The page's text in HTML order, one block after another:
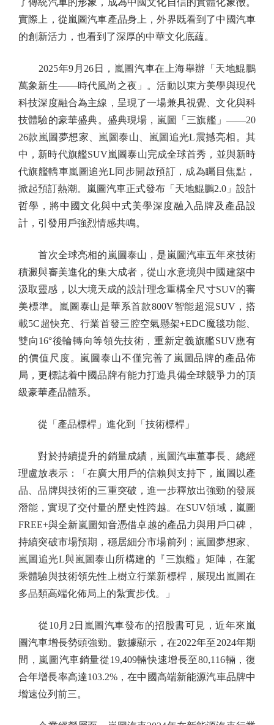
了傳統汽車的形象，成為中國文化自信的實體化象徵。
實際上，從嵐圖汽車產品身上，外界既看到了中國汽車
的創新活力，也看到了深厚的中華文化底蘊。
2025年9月26日，嵐圖汽車在上海舉辦「天地鯤鵬
萬象新生——時代風尚之夜」。活動以東方美學與現代
科技深度融合為主線，呈現了一場兼具視覺、文化與科
技體驗的豪華盛典。盛典現場，嵐圖「三旗艦」——20
26款嵐圖夢想家、嵐圖泰山、嵐圖追光L震撼亮相。其
中，新時代旗艦SUV嵐圖泰山完成全球首秀，並與新時
代旗艦轎車嵐圖追光L同步開啟預訂，成為矚目焦點，
掀起預訂熱潮。嵐圖汽車正式發布「天地鯤鵬2.0」設計
哲學，將中國文化與中式美學深度融入品牌及產品設
計，引發用戶強烈情感共鳴。
首次全球亮相的嵐圖泰山，是嵐圖汽車五年來技術
積澱與審美進化的集大成者，從山水意境與中國建築中
汲取靈感，以大境天成的設計理念重構全尺寸SUV的審
美標準。嵐圖泰山是華系首款800V智能超混SUV，搭
載5C超快充、行業首發三腔空氣懸架+EDC魔毯功能、
雙向16°後輪轉向等領先技術，重新定義旗艦SUV應有
的價值尺度。嵐圖泰山不僅完善了嵐圖品牌的產品佈
局，更標誌着中國品牌有能力打造具備全球競爭力的頂
級豪華產品體系。
從「產品標桿」進化到「技術標桿」
對於持續提升的銷量成績，嵐圖汽車董事長、總經
理盧放表示：「在廣大用戶的信賴與支持下，嵐圖以產
品、品牌與技術的三重突破，進一步釋放出強勁的發展
潛能，實現了交付量的歷史性跨越。在SUV領域，嵐圖
FREE+與全新嵐圖知音憑借卓越的產品力與用戶口碑，
持續突破市場預期，穩居細分市場前列；嵐圖夢想家、
嵐圖追光L與嵐圖泰山所構建的『三旗艦』矩陣，在駕
乘體驗與技術領先性上樹立行業新標桿，展現出嵐圖在
多品類高端化佈局上的紮實步伐。」
從10月2日嵐圖汽車發布的招股書可見，近年來嵐
圖汽車增長勢頭強勁。數據顯示，在2022年至2024年期
間，嵐圖汽車銷量從19,409輛快速增長至80,116輛，復
合年增長率高達103.2%，在中國高端新能源汽車品牌中
增速位列前三。